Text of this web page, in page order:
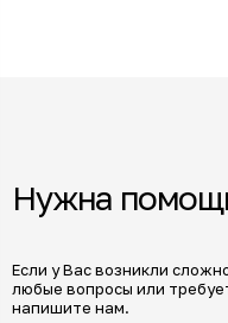
Нужна
Если у Вас возникли
любые вопросы или
напишите нам.